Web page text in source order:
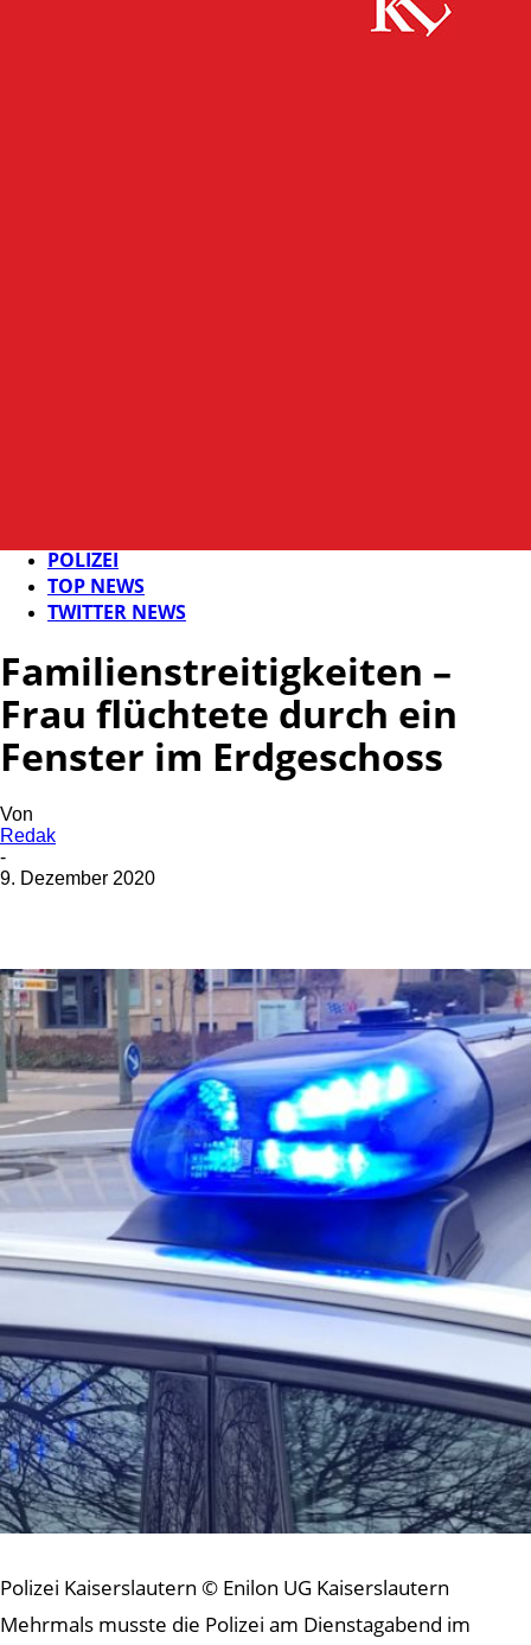
POLIZEI
TOP NEWS
TWITTER NEWS
Familienstreitigkeiten –
Frau flüchtete durch ein
Fenster im Erdgeschoss
Von
Redak
-
9. Dezember 2020
Polizei Kaiserslautern © Enilon UG Kaiserslautern
Mehrmals musste die Polizei am Dienstagabend im